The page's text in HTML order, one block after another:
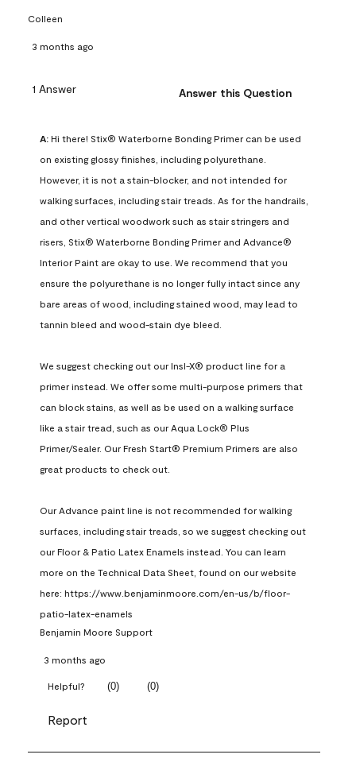
Colleen
3 months ago
1 Answer Answer this Question
A: Hi there! Stix® Waterborne Bonding Primer can be used
on existing glossy finishes, including polyurethane.
However, it is not a stain-blocker, and not intended for
walking surfaces, including stair treads. As for the handrails,
and other vertical woodwork such as stair stringers and
risers, Stix® Waterborne Bonding Primer and Advance®
Interior Paint are okay to use. We recommend that you
ensure the polyurethane is no longer fully intact since any
bare areas of wood, including stained wood, may lead to
tannin bleed and wood-stain dye bleed.
We suggest checking out our Insl-X® product line for a
primer instead. We offer some multi-purpose primers that
can block stains, as well as be used on a walking surface
like a stair tread, such as our Aqua Lock® Plus
Primer/Sealer. Our Fresh Start® Premium Primers are also
great products to check out.
Our Advance paint line is not recommended for walking
surfaces, including stair treads, so we suggest checking out
our Floor & Patio Latex Enamels instead. You can learn
more on the Technical Data Sheet, found on our website
here: https://www.benjaminmoore.com/en-us/b/floor-
patio-latex-enamels
Benjamin Moore Support
3 months ago
Helpful? (0) (0)
Report